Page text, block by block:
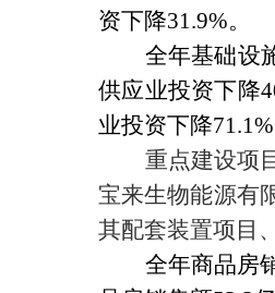
资下降31.9%。
全年基础设
供应业投资下降
业投资下降71.1%
重点建设项
宝来生物能源有
其配套装置项目
全年商品房